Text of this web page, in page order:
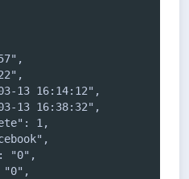
13 16:14:12",
13 16:38:32",
1,
"0",
"0",